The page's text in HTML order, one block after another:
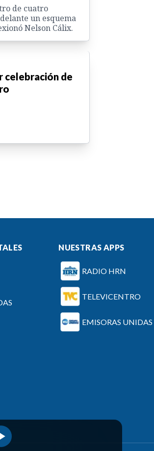
de cuatro
un esquema
Nelson Cálix.
celebración de
NUESTRAS APPS
RADIO HRN
TELEVICENTRO
EMISORAS UNIDAS